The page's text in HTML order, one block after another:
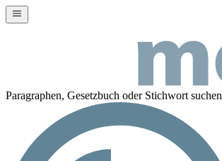
Paragraphen, Gesetzbuch oder Stichwort suchen